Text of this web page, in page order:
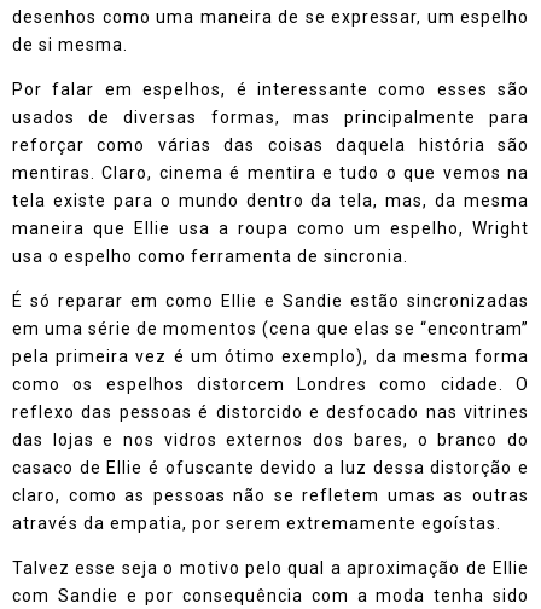
desenhos como uma maneira de se expressar, um espelho
de si mesma.
Por falar em espelhos, é interessante como esses são
usados de diversas formas, mas principalmente para
reforçar como várias das coisas daquela história são
mentiras. Claro, cinema é mentira e tudo o que vemos na
tela existe para o mundo dentro da tela, mas, da mesma
maneira que Ellie usa a roupa como um espelho, Wright
usa o espelho como ferramenta de sincronia.
É só reparar em como Ellie e Sandie estão sincronizadas
em uma série de momentos (cena que elas se “encontram”
pela primeira vez é um ótimo exemplo), da mesma forma
como os espelhos distorcem Londres como cidade. O
reflexo das pessoas é distorcido e desfocado nas vitrines
das lojas e nos vidros externos dos bares, o branco do
casaco de Ellie é ofuscante devido a luz dessa distorção e
claro, como as pessoas não se refletem umas as outras
através da empatia, por serem extremamente egoístas.
Talvez esse seja o motivo pelo qual a aproximação de Ellie
com Sandie e por consequência com a moda tenha sido